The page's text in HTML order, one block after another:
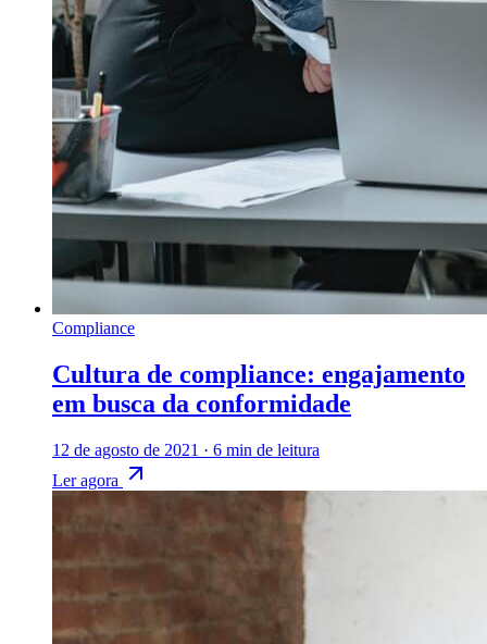
Compliance
Cultura de compliance: engajamento
em busca da conformidade
12 de agosto de 2021 · 6 min de leitura
Ler agora